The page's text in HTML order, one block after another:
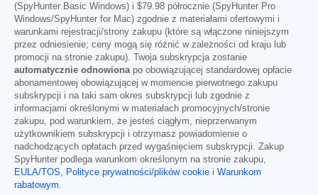
(SpyHunter Basic Windows) i $79.98 półrocznie (SpyHunter Pro
Windows/SpyHunter for Mac) zgodnie z materiałami ofertowymi i
warunkami rejestracji/strony zakupu (które są włączone niniejszym
przez odniesienie; ceny mogą się różnić w zależności od kraju lub
promocji na stronie zakupu). Twoja subskrypcja zostanie
automatycznie odnowionapo obowiązującej standardowej opłacie
abonamentowej obowiązującej w momencie pierwotnego zakupu
subskrypcji i na taki sam okres subskrypcji lub zgodnie z
informacjami określonymi w materiałach promocyjnych/stronie
zakupu, pod warunkiem, że jesteś ciągłym, nieprzerwanym
użytkownikiem subskrypcji i otrzymasz powiadomienie o
nadchodzących opłatach przed wygaśnięciem subskrypcji. Zakup
SpyHunter podlega warunkom określonym na stronie zakupu,
EULA/TOS, Polityce prywatności/plików cookie i Warunkom
rabatowym.